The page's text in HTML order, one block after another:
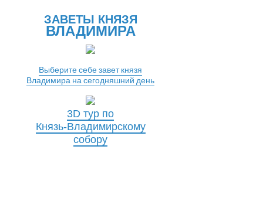
ЗАВЕТЫ КНЯЗЯ
ВЛАДИМИРА
Выберите себе завет князя
Владимира на сегодняшний день
3D тур по
Князь-Владимирскому
собору